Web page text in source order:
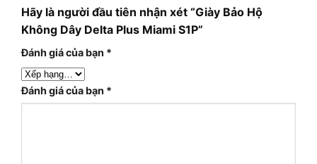
Hãy là người đầu tiên nhận xét “Giày Bảo Hộ
Không Dây Delta Plus Miami S1P”
Đánh giá của bạn *
Đánh giá của bạn *